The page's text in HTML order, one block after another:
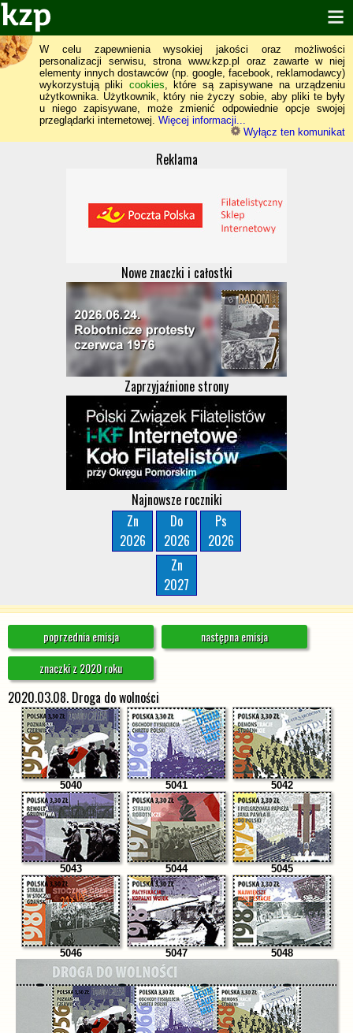
W celu zapewnienia wysokiej jakości oraz możliwości
personalizacji serwisu, strona www.kzp.pl oraz zawarte w niej
elementy innych dostawców (np. google, facebook, reklamodawcy)
wykorzystują pliki cookies, które są zapisywane na urządzeniu
użytkownika. Użytkownik, który nie życzy sobie, aby pliki te były
u niego zapisywane, może zmienić odpowiednie opcje swojej
przeglądarki internetowej. Więcej informacji...
Wyłącz ten komunikat
Reklama
Nowe znaczki i całostki
Zaprzyjaźnione strony
Najnowsze roczniki
Zn
2026
Do
2026
Ps
2026
Zn
2027
poprzednia emisja
następna emisja
znaczki z 2020 roku
2020.03.08. Droga do wolności
5040 5041 5042
5043 5044 5045
5046 5047 5048